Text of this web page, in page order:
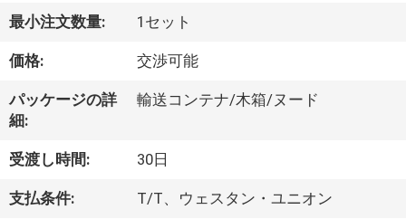
VR
シ
ョ
ー
わ
最小注文数量: 1セット
価格: 交渉可能
パッケージの詳
細:
輸送コンテナ/木箱/ヌード
受渡し時間: 30日
支払条件: T/T、ウェスタン・ユニオン